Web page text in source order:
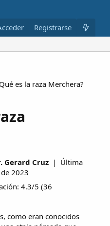
Miembros
Registrarse
es la raza Merchera?
Gerard Cruz | Última
2023
4.3/5 (36
como eran conocidos